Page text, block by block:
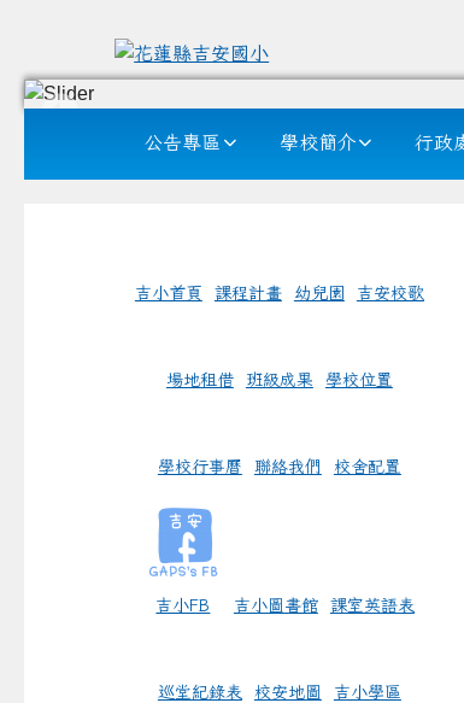
跳至主內容區
花蓮縣吉安國小
公告專區 學校簡介 行政
吉小首頁 課程計畫 幼兒園 吉安校歌
場地租借 班級成果 學校位置
學校行事曆 聯絡我們 校舍配置
吉小FB 吉小圖書館 課室英語表
巡堂紀錄表 校安地圖 吉小學區